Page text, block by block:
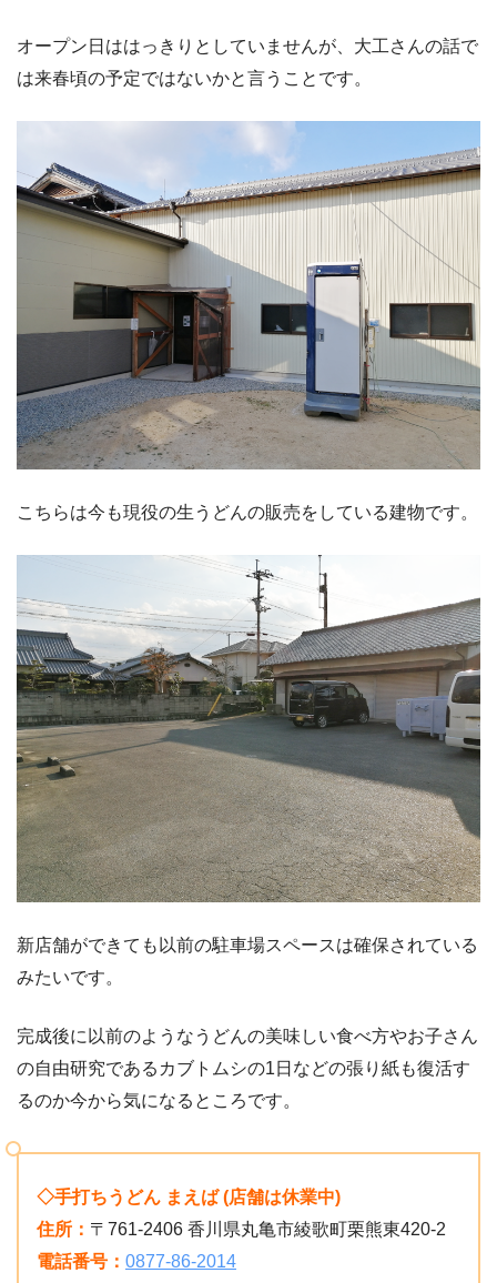
オープン日ははっきりとしていませんが、大工さんの話で
は来春頃の予定ではないかと言うことです。
こちらは今も現役の生うどんの販売をしている建物です。
新店舗ができても以前の駐車場スペースは確保されている
みたいです。
完成後に以前のようなうどんの美味しい食べ方やお子さん
の自由研究であるカブトムシの1日などの張り紙も復活す
るのか今から気になるところです。
◇手打ちうどん まえば (店舗は休業中)
住所： 〒761-2406 香川県丸亀市綾歌町栗熊東420-2
電話番号： 0877-86-2014